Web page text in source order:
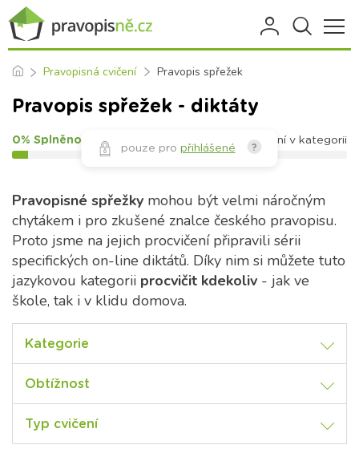
Pravopisná cvičení Pravopis spřežek
Pravopis spřežek - diktáty
0% Splněno cvičení v kategorii
pouze pro přihlášené ?
Pravopisné spřežky mohou být velmi náročným
chytákem i pro zkušené znalce českého pravopisu.
Proto jsme na jejich procvičení připravili sérii
specifických on-line diktátů. Díky nim si můžete tuto
jazykovou kategorii procvičit kdekoliv - jak ve
škole, tak i v klidu domova.
Kategorie
Obtížnost
Typ cvičení